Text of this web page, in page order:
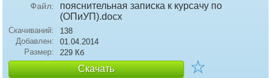
Файл:
пояснительная записка к курсачу по
(ОПиУП).docx
Скачиваний:
138
Добавлен:
01.04.2014
Размер:
229 Кб
Скачать ☆